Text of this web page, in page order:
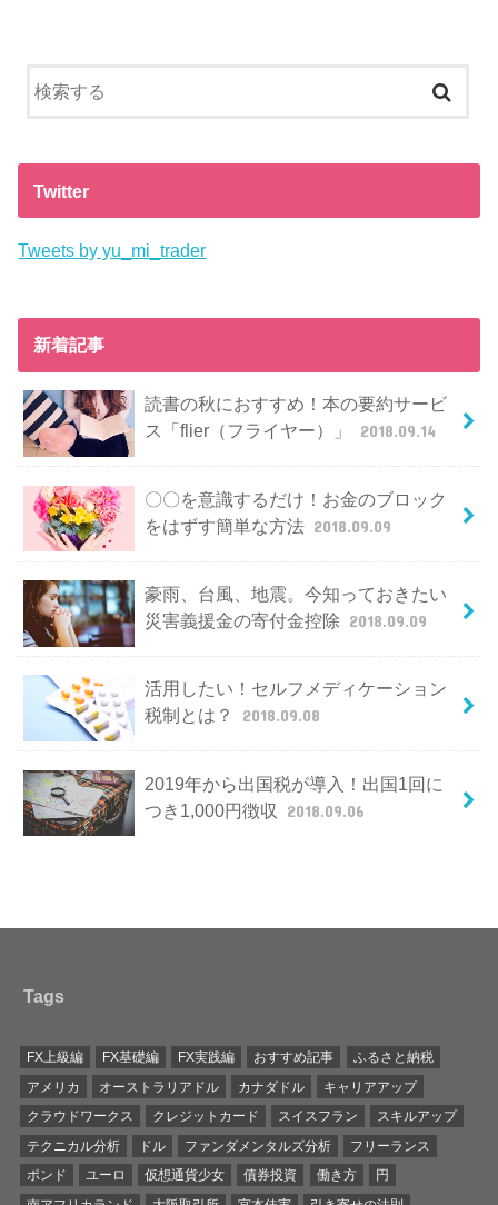
Twitter
Tweets by yu_mi_trader
新着記事
読書の秋におすすめ！本の要約サービ
ス「flier（フライヤー）」
2018.09.14
〇〇を意識するだけ！お金のブロック
をはずす簡単な方法 2018.09.09
豪雨、台風、地震。今知っておきたい
災害義援金の寄付金控除 2018.09.09
活用したい！セルフメディケーション
税制とは？
2018.09.08
2019年から出国税が導入！出国1回に
つき1,000円徴収
2018.09.06
Tags
FX上級編 FX基礎編 FX実践編 おすすめ記事
ふるさと納税
アメリカ
オーストラリアドル カナダドル
キャリアアップ
クラウドワークス
クレジットカード スイスフラン
スキルアップ
テクニカル分析
ドル ファンダメンタルズ分析
フリーランス
ポンド
ユーロ 仮想通貨少女 債券投資 働き方
円